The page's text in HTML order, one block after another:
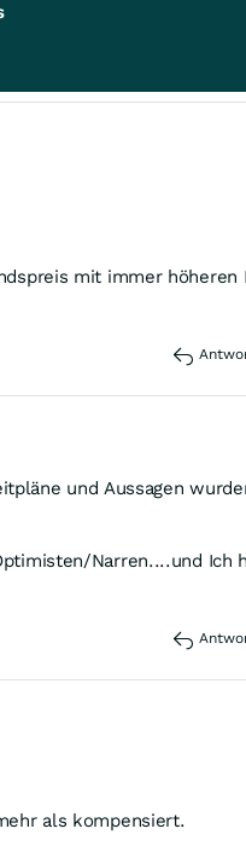
mit immer höheren
und Aussagen
Narren....und Ich
als kompensiert.